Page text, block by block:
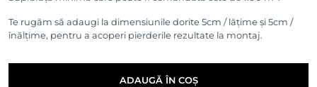
Te rugăm să adaugi la dimensiunile dorite 5cm / lățime și 5cm /
înălțime, pentru a acoperi pierderile rezultate la montaj.
ADAUGĂ ÎN COȘ